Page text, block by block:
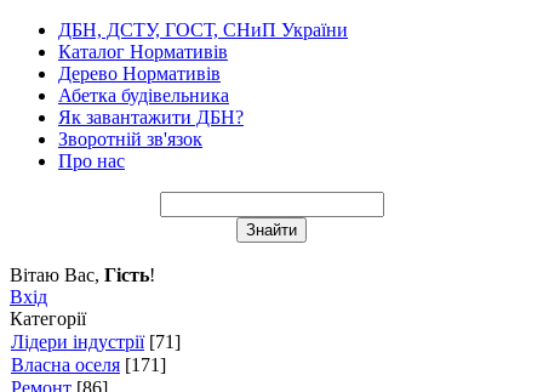
ДБН, ДСТУ, ГОСТ, СНиП України
Каталог Нормативів
Дерево Нормативів
Абетка будівельника
Як завантажити ДБН?
Зворотній зв'язок
Про нас
Вітаю Вас, Гість!
Вхід
Категорії
Лідери індустрії [71]
Власна оселя [171]
Ремонт [86]